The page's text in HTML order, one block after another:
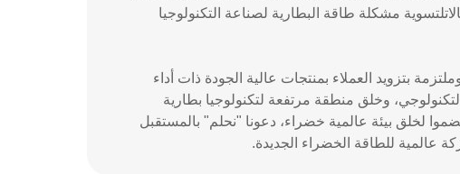
مشكلة طاقة البطارية لصناعة التكنولوجيا
بتزويد العملاء بمنتجات عالية الجودة ذات أداء
بالابتكار التكنولوجي، وخلق منطقة مرتفعة لتكنولوجيا بطارية
لخلق بيئة عالمية خضراء، دعونا "نحلم" بالمستقبل
عالمية للطاقة الخضراء الجديدة.